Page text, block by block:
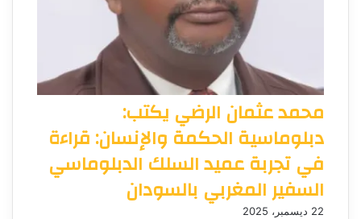
محمد عثمان الرضي يكتب:
دبلوماسية الحكمة والإنسان: قراءة
في تجربة عميد السلك الدبلوماسي
السفير المغربي بالسودان
22 ديسمبر، 2025